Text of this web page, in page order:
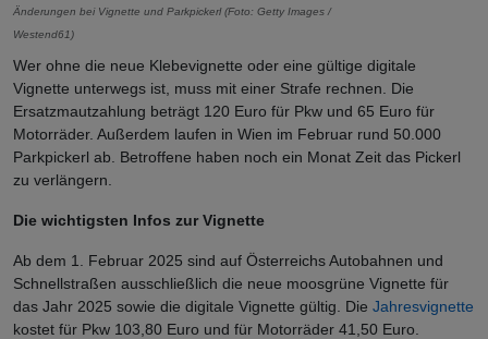
Änderungen bei Vignette und Parkpickerl (Foto: Getty Images /
Westend61)
Wer ohne die neue Klebevignette oder eine gültige digitale
Vignette unterwegs ist, muss mit einer Strafe rechnen. Die
Ersatzmautzahlung beträgt 120 Euro für Pkw und 65 Euro für
Motorräder. Außerdem laufen in Wien im Februar rund 50.000
Parkpickerl ab. Betroffene haben noch ein Monat Zeit das Pickerl
zu verlängern.
Die wichtigsten Infos zur Vignette
Ab dem 1. Februar 2025 sind auf Österreichs Autobahnen und
Schnellstraßen ausschließlich die neue moosgrüne Vignette für
das Jahr 2025 sowie die digitale Vignette gültig. Die Jahresvignette
kostet für Pkw 103,80 Euro und für Motorräder 41,50 Euro.